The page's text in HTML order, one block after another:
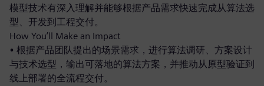
模型技术有深入理解并能够根据产品需求快速完成从算法选
型、开发到工程交付。
How You’ll Make an Impact
• 根据产品团队提出的场景需求，进行算法调研、方案设计
与技术选型，输出可落地的算法方案，并推动从原型验证到
线上部署的全流程交付。